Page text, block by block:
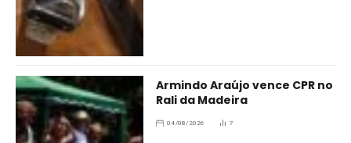
Armindo Araújo vence CPR no
Rali da Madeira
04/08/2026 7